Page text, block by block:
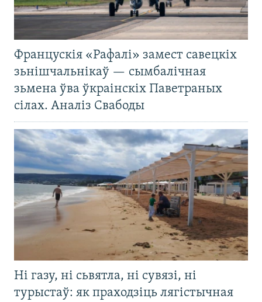
Францускія «Рафалі» замест савецкіх
зьнішчальнікаў — сымбалічная
зьмена ўва ўкраінскіх Паветраных
сілах. Аналіз Свабоды
Ні газу, ні сьвятла, ні сувязі, ні
турыстаў: як праходзіць лягістычная